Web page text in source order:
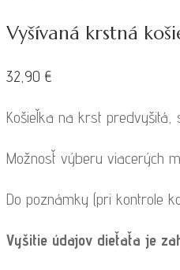
Vyšívaná krstná
32,90 €
Košieľka na krst
Možnosť výberu viacerých
Do poznámky (pri kontrole
Vyšitie údajov dieťaťa je